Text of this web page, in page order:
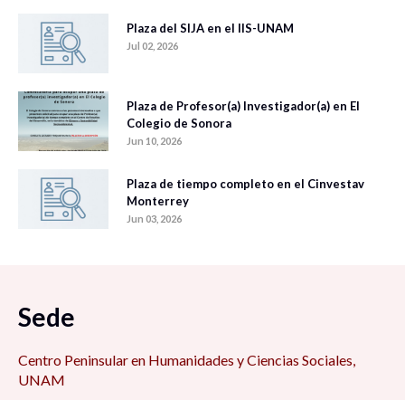
Plaza del SIJA en el IIS-UNAM
Jul 02, 2026
Plaza de Profesor(a) Investigador(a) en El
Colegio de Sonora
Jun 10, 2026
Plaza de tiempo completo en el Cinvestav
Monterrey
Jun 03, 2026
Sede
Centro Peninsular en Humanidades y Ciencias Sociales,
UNAM